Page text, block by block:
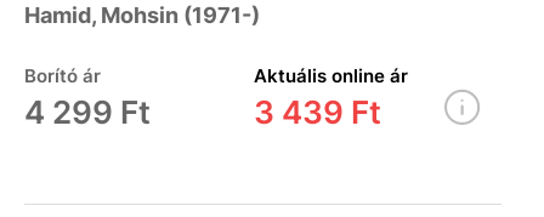
Hamid, Mohsin (1971-)
Borító ár
4 299 Ft
Aktuális online ár
3 439 Ft